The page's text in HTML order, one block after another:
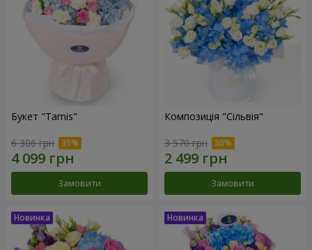
Букет "Tarnis"
6 306 грн
Замовити
Композиція "Сільвія"
3 570 грн
Замовити